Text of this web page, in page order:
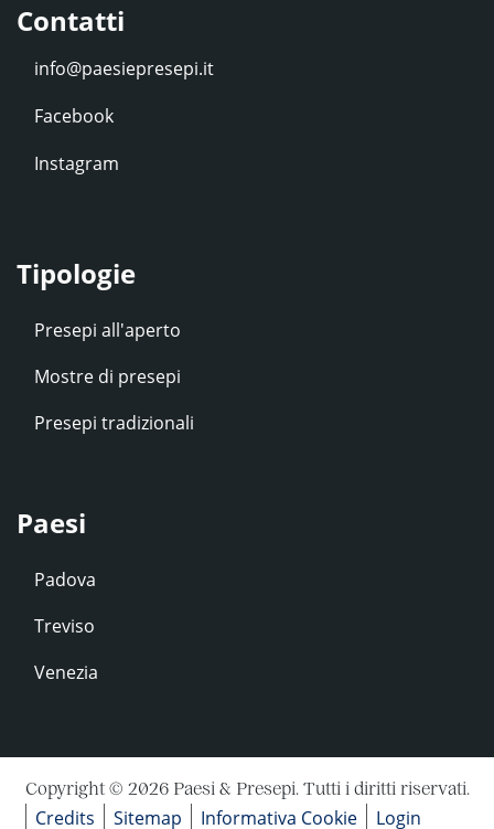
Contatti
Facebook
Instagram
Tipologie
Presepi all'aperto
Mostre di presepi
Presepi tradizionali
Paesi
Padova
Treviso
Venezia
Copyright © 2026 Paesi & Presepi. Tutti i diritti riservati.
Credits Sitemap Informativa Cookie Login